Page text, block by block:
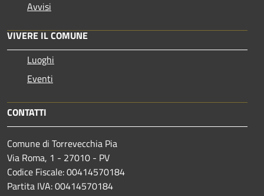
Avvisi
VIVERE IL COMUNE
Luoghi
Eventi
CONTATTI
Comune di Torrevecchia Pia
Via Roma, 1 - 27010 - PV
Codice Fiscale: 00414570184
Partita IVA: 00414570184